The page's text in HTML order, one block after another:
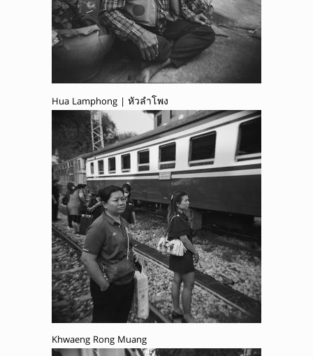
Hua Lamphong | หัวลำโพง
Khwaeng Rong Muang